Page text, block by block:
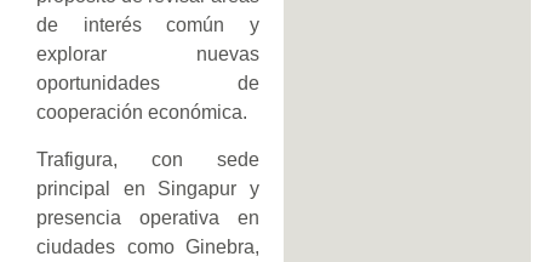
de interés común y
explorar nuevas
oportunidades de
cooperación económica.
Trafigura, con sede
principal en Singapur y
presencia operativa en
ciudades como Ginebra,